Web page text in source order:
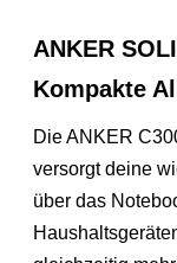
ANKER
Kompakte
Die ANKER
versorgt deine
über das